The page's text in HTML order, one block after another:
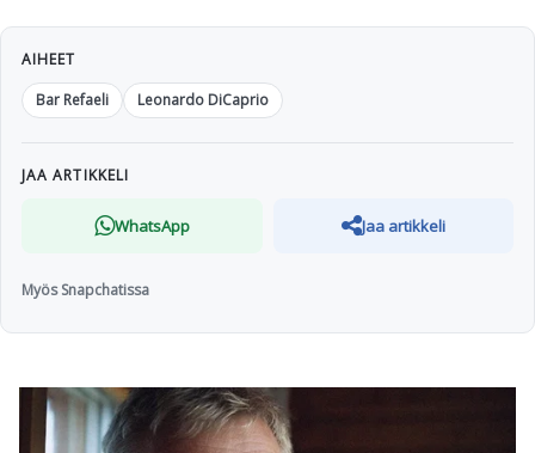
AIHEET
Bar Refaeli
Leonardo DiCaprio
JAA ARTIKKELI
WhatsApp Jaa artikkeli
Myös Snapchatissa